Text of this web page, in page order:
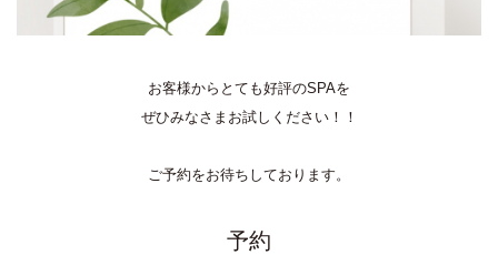
お客様からとても好評のSPAを
ぜひみなさまお試しください！！
ご予約をお待ちしております。
予約